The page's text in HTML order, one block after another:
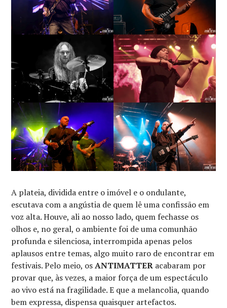
A plateia, dividida entre o imóvel e o ondulante,
escutava com a angústia de quem lê uma confissão em
voz alta. Houve, ali ao nosso lado, quem fechasse os
olhos e, no geral, o ambiente foi de uma comunhão
profunda e silenciosa, interrompida apenas pelos
aplausos entre temas, algo muito raro de encontrar em
festivais. Pelo meio, osANTIMATTER acabaram por
provar que, às vezes, a maior força de um espectáculo
ao vivo está na fragilidade. E que a melancolia, quando
bem expressa, dispensa quaisquer artefactos.